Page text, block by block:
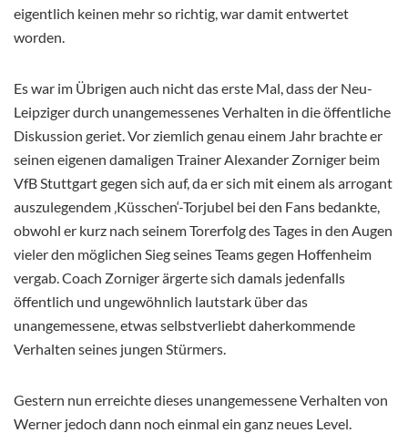
eigentlich keinen mehr so richtig, war damit entwertet
worden.
Es war im Übrigen auch nicht das erste Mal, dass der Neu-
Leipziger durch unangemessenes Verhalten in die öffentliche
Diskussion geriet. Vor ziemlich genau einem Jahr brachte er
seinen eigenen damaligen Trainer Alexander Zorniger beim
VfB Stuttgart gegen sich auf, da er sich mit einem als arrogant
auszulegendem ‚Küsschen‘-Torjubel bei den Fans bedankte,
obwohl er kurz nach seinem Torerfolg des Tages in den Augen
vieler den möglichen Sieg seines Teams gegen Hoffenheim
vergab. Coach Zorniger ärgerte sich damals jedenfalls
öffentlich und ungewöhnlich lautstark über das
unangemessene, etwas selbstverliebt daherkommende
Verhalten seines jungen Stürmers.
Gestern nun erreichte dieses unangemessene Verhalten von
Werner jedoch dann noch einmal ein ganz neues Level.